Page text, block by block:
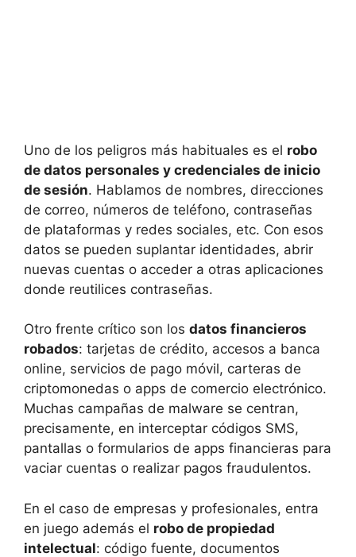
Uno de los peligros más habituales es el robo
de datos personales y credenciales de inicio
de sesión. Hablamos de nombres, direcciones
de correo, números de teléfono, contraseñas
de plataformas y redes sociales, etc. Con esos
datos se pueden suplantar identidades, abrir
nuevas cuentas o acceder a otras aplicaciones
donde reutilices contraseñas.
Otro frente crítico son los datos financieros
robados: tarjetas de crédito, accesos a banca
online, servicios de pago móvil, carteras de
criptomonedas o apps de comercio electrónico.
Muchas campañas de malware se centran,
precisamente, en interceptar códigos SMS,
pantallas o formularios de apps financieras para
vaciar cuentas o realizar pagos fraudulentos.
En el caso de empresas y profesionales, entra
en juego además el robo de propiedad
intelectual: código fuente, documentos